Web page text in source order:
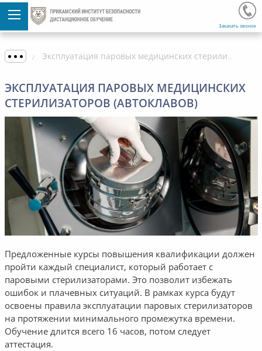
Заказать звонок
Эксплуатация паровых медицинских стерилизаторов (автоклавов)
ЭКСПЛУАТАЦИЯ ПАРОВЫХ МЕДИЦИНСКИХ
СТЕРИЛИЗАТОРОВ (АВТОКЛАВОВ)
Предложенные курсы повышения квалификации должен
пройти каждый специалист, который работает с
паровыми стерилизаторами. Это позволит избежать
ошибок и плачевных ситуаций. В рамках курса будут
освоены правила эксплуатации паровых стерилизаторов
на протяжении минимального промежутка времени.
Обучение длится всего 16 часов, потом следует
аттестация.